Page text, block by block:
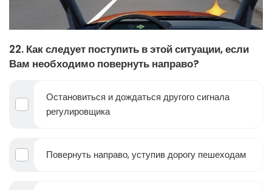
22. Как следует поступить в этой ситуации, если
Вам необходимо повернуть направо?
Остановиться и дождаться другого сигнала
регулировщика
Повернуть направо, уступив дорогу пешеходам